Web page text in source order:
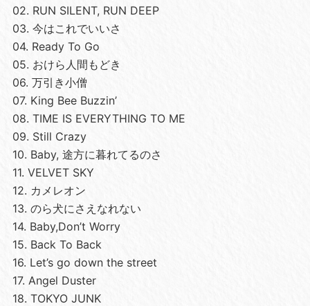
02. RUN SILENT, RUN DEEP
03. 今はこれでいいさ
04. Ready To Go
05. おけら人間もどき
06. 万引き小僧
07. King Bee Buzzin’
08. TIME IS EVERYTHING TO ME
09. Still Crazy
10. Baby, 途方に暮れてるのさ
11. VELVET SKY
12. カメレオン
13. のら犬にさえなれない
14. Baby,Don’t Worry
15. Back To Back
16. Let’s go down the street
17. Angel Duster
18. TOKYO JUNK